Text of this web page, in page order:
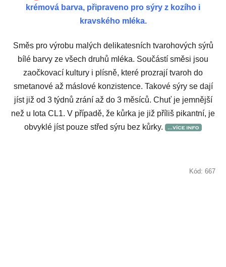
krémová barva, připraveno pro sýry z kozího i
kravského mléka.
Směs pro výrobu malých delikatesních tvarohových sýrů
bílé barvy ze všech druhů mléka. Součástí směsi jsou
zaočkovací kultury i plísně, které prozrají tvaroh do
smetanové až máslové konzistence. Takové sýry se dají
jíst již od 3 týdnů zrání až do 3 měsíců. Chuť je jemnější
než u Iota CL1. V případě, že kůrka je již příliš pikantní, je
obvyklé jíst pouze střed sýru bez kůrky.
Kód: 667